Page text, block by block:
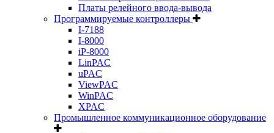
Платы релейного ввода-вывода
Программируемые контроллеры
I-7188
I-8000
iP-8000
LinPAC
uPAC
ViewPAC
WinPAC
XPAC
Промышленное коммуникационное оборудование